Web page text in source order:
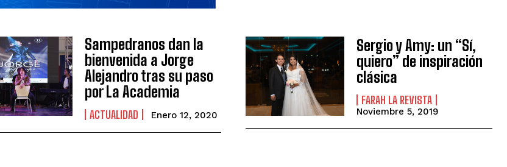
Sampedranos dan la
bienvenida a Jorge
Alejandro tras su paso
por La Academia
ACTUALIDAD Enero 12, 2020
Sergio y Amy: un “Sí,
quiero” de inspiración
clásica
FARAH LA REVISTA
Noviembre 5, 2019